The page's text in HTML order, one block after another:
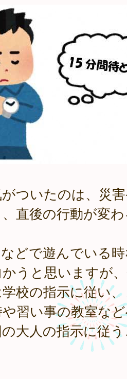
ついたのは、災
直後の行動が変
どで遊んでいる
うと思いますが
校の指示に従い
習い事の教室な
大人の指示に従